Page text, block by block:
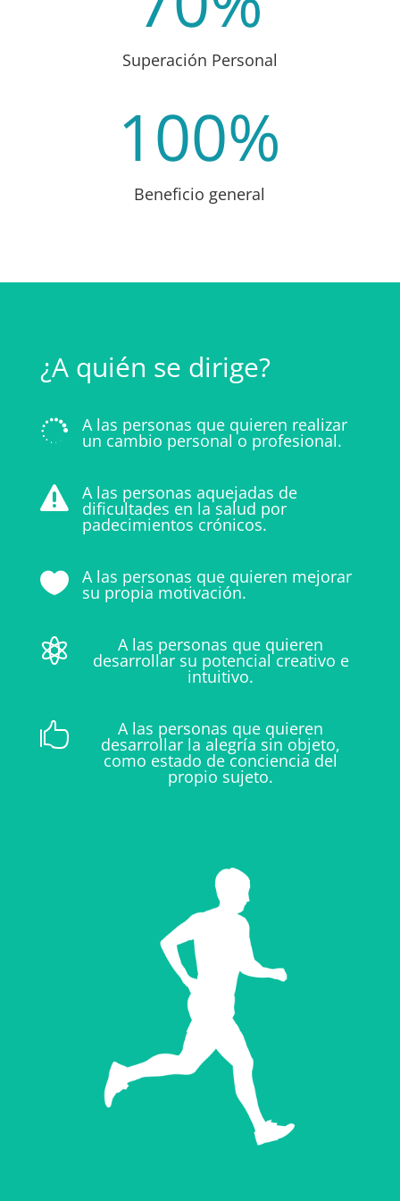
Superación Personal
100%
Beneficio general
¿A quién se dirige?
 A las personas que quieren realizar
un cambio personal o profesional.
 A las personas aquejadas de
dificultades en la salud por
padecimientos crónicos.
 A las personas que quieren mejorar
su propia motivación.
 A las personas que quieren
desarrollar su potencial creativo e
intuitivo.
 A las personas que quieren
desarrollar la alegría sin objeto,
como estado de conciencia del
propio sujeto.